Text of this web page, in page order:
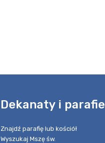
Dekanaty i parafie
Znajdź parafię lub kościół
Wyszukaj Mszę św.